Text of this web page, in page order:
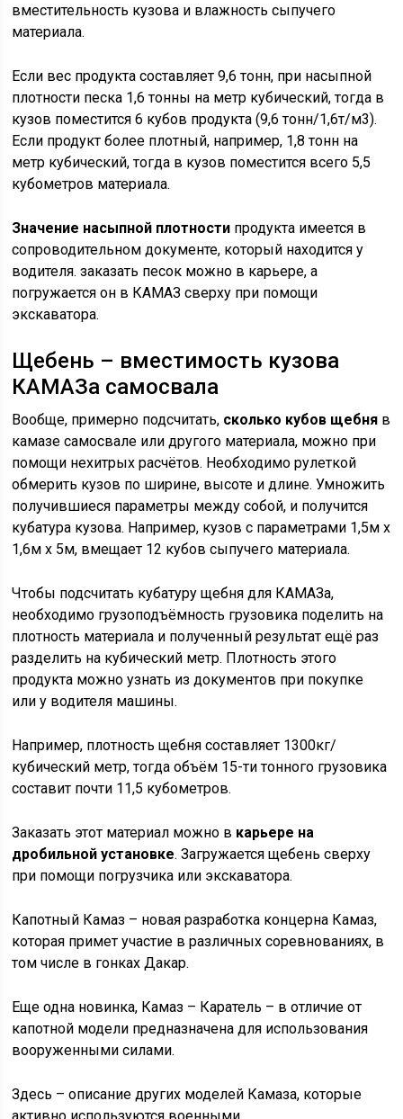
вместительность кузова и влажность сыпучего
материала.
Если вес продукта составляет 9,6 тонн, при насыпной
плотности песка 1,6 тонны на метр кубический, тогда в
кузов поместится 6 кубов продукта (9,6 тонн/1,6т/м3).
Если продукт более плотный, например, 1,8 тонн на
метр кубический, тогда в кузов поместится всего 5,5
кубометров материала.
Значение насыпной плотности продукта имеется в
сопроводительном документе, который находится у
водителя. заказать песок можно в карьере, а
погружается он в КАМАЗ сверху при помощи
экскаватора.
Щебень – вместимость кузова
КАМАЗа самосвала
Вообще, примерно подсчитать, сколько кубов щебня в
камазе самосвале или другого материала, можно при
помощи нехитрых расчётов. Необходимо рулеткой
обмерить кузов по ширине, высоте и длине. Умножить
получившиеся параметры между собой, и получится
кубатура кузова. Например, кузов с параметрами 1,5м х
1,6м х 5м, вмещает 12 кубов сыпучего материала.
Чтобы подсчитать кубатуру щебня для КАМАЗа,
необходимо грузоподъёмность грузовика поделить на
плотность материала и полученный результат ещё раз
разделить на кубический метр. Плотность этого
продукта можно узнать из документов при покупке
или у водителя машины.
Например, плотность щебня составляет 1300кг/
кубический метр, тогда объём 15-ти тонного грузовика
составит почти 11,5 кубометров.
Заказать этот материал можно в карьере на
дробильной установке. Загружается щебень сверху
при помощи погрузчика или экскаватора.
Капотный Камаз – новая разработка концерна Камаз,
которая примет участие в различных соревнованиях, в
том числе в гонках Дакар.
Еще одна новинка, Камаз – Каратель – в отличие от
капотной модели предназначена для использования
вооруженными силами.
Здесь – описание других моделей Камаза, которые